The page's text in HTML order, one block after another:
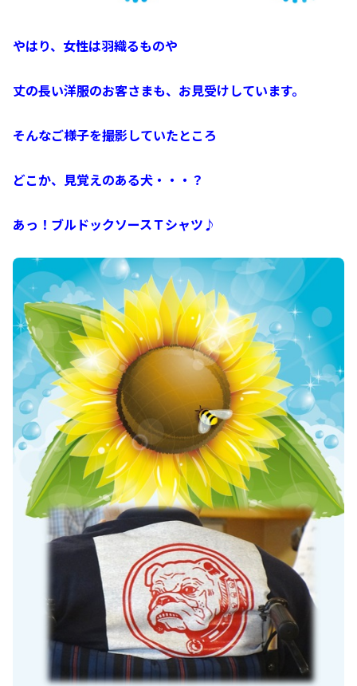
やはり、女性は羽織るものや
丈の長い洋服のお客さまも、お見受けしています。
そんなご様子を撮影していたところ
どこか、見覚えのある犬・・・？
あっ！ブルドックソースＴシャツ♪